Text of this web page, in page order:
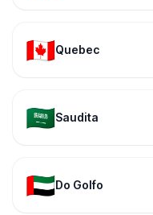
🇨🇦Quebec
🇸🇦Saudita
🇦🇪Do Golfo